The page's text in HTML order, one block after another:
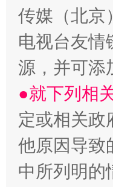
受贿1.44亿！段
传媒（北京
电视台友情
源，并可添
●就下列相
定或相关政
他原因导致
中所列明的